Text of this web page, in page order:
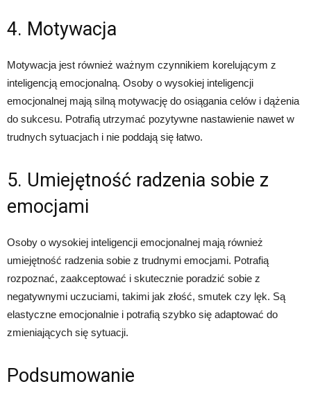
4. Motywacja
Motywacja jest również ważnym czynnikiem korelującym z
inteligencją emocjonalną. Osoby o wysokiej inteligencji
emocjonalnej mają silną motywację do osiągania celów i dążenia
do sukcesu. Potrafią utrzymać pozytywne nastawienie nawet w
trudnych sytuacjach i nie poddają się łatwo.
5. Umiejętność radzenia sobie z
emocjami
Osoby o wysokiej inteligencji emocjonalnej mają również
umiejętność radzenia sobie z trudnymi emocjami. Potrafią
rozpoznać, zaakceptować i skutecznie poradzić sobie z
negatywnymi uczuciami, takimi jak złość, smutek czy lęk. Są
elastyczne emocjonalnie i potrafią szybko się adaptować do
zmieniających się sytuacji.
Podsumowanie